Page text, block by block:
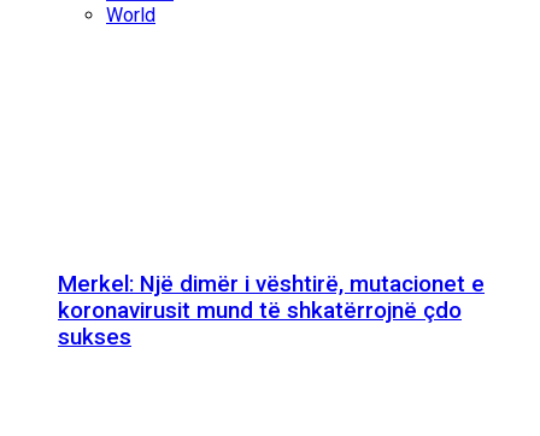
World
Merkel: Një dimër i vështirë, mutacionet e
koronavirusit mund të shkatërrojnë çdo
sukses